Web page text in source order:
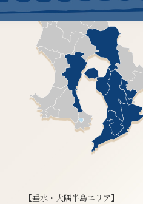
【垂水・大隅半島エリア】